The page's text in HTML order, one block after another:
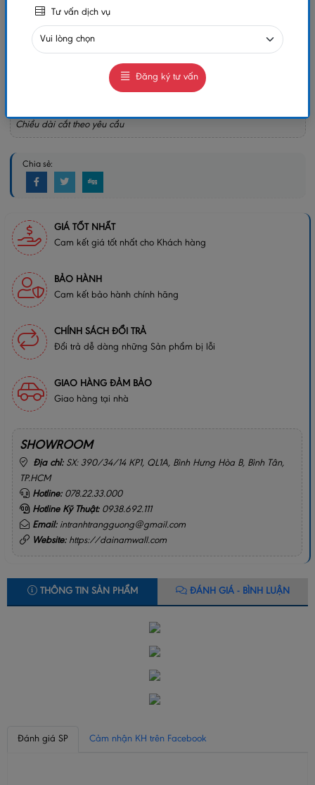
GỌI CHO TÔI
Chiều dài cắt theo yêu cầu
Chia sẻ:
GIÁ TỐT NHẤT
Cam kết giá tốt nhất cho Khách hàng
BẢO HÀNH
Cam kết bảo hành chính hãng
CHÍNH SÁCH ĐỔI TRẢ
Đổi trả dễ dàng những Sản phẩm bị lỗi
GIAO HÀNG ĐẢM BẢO
Giao hàng tại nhà
SHOWROOM
Địa chỉ: SX: 390/34/14 KP1, QL1A, Bình Hưng Hòa B, Bình Tân,
TP.HCM
Hotline: 078.22.33.000
Hotline Kỹ Thuật: 0938.692.111
Email: intranhtrangguong@gmail.com
Website:https://dainamwall.com
THÔNG TIN SẢN PHẨM ĐÁNH GIÁ - BÌNH LUẬN
Đánh giá SP Cảm nhận KH trên Facebook
Tư vấn dịch vụ
Đăng ký tư vấn